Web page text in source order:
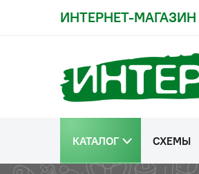
ИНТЕРНЕТ-
КАТАЛОГ СХЕМЫ